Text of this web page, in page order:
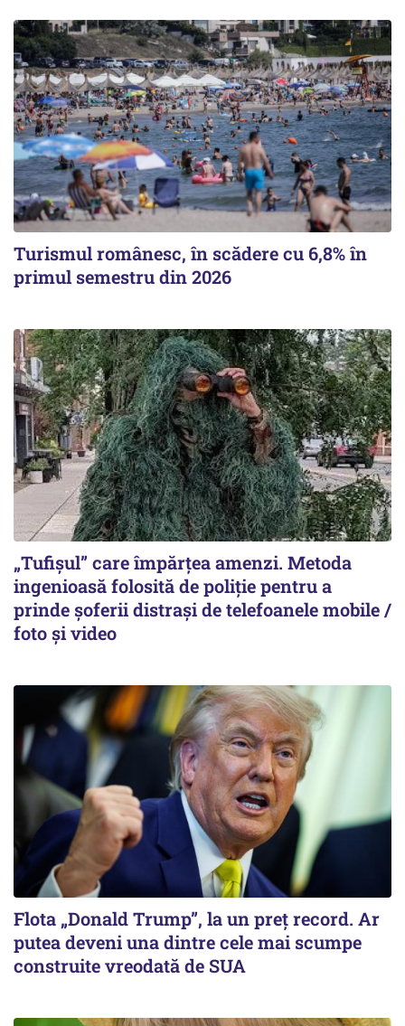
Turismul românesc, în scădere cu 6,8% în
primul semestru din 2026
„Tufișul” care împărțea amenzi. Metoda
ingenioasă folosită de poliție pentru a
prinde șoferii distrași de telefoanele mobile /
foto și video
Flota „Donald Trump”, la un preț record. Ar
putea deveni una dintre cele mai scumpe
construite vreodată de SUA